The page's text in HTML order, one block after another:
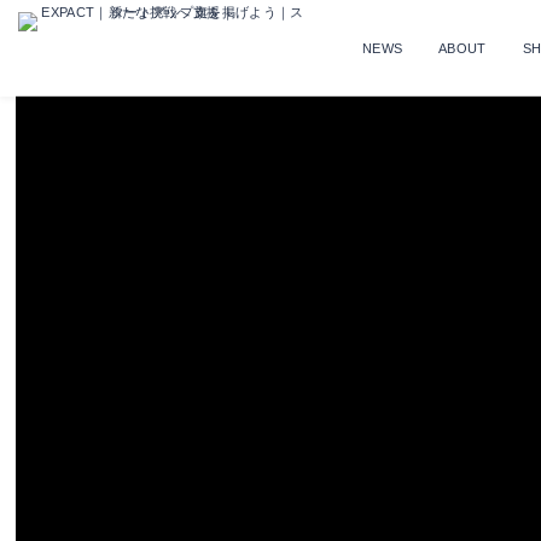
NEWS ABOUT